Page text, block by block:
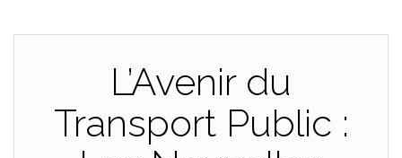
L’Avenir du
Transport Public :